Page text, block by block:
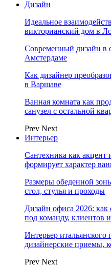
Дизайн
Идеальное
викторианский дом в
Современный дизайн в
Амстердаме
Как дизайнер
в Варшаве
Ванная комната как
санузел с остальной
Prev Next
Интерьер
Сантехника как акцент
формирует характер
Размеры обеденной
стол, стулья и проходы
Дизайн офиса 2026: как
под команду, клиентов
Интерьер
дизайнерские приемы,
Prev Next